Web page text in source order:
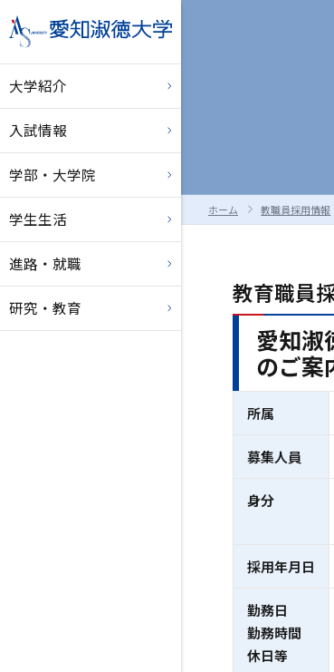
大学紹介
入試情報
学部・大学院
学生生活
進路・就職
研究・教育
ホーム 教職員採用情報
教育職員
愛知淑
のご
所属
募集人員
身分
採用年月日
勤務日
勤務時間
休日等